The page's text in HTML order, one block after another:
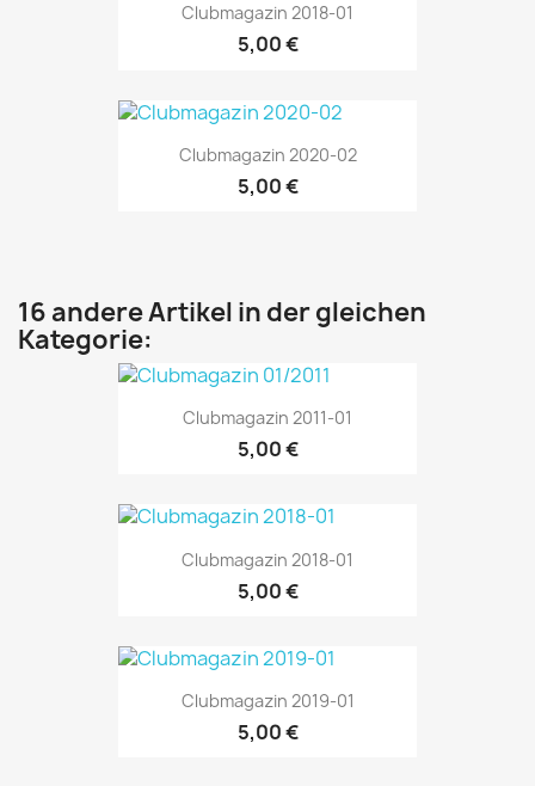
Clubmagazin 2018-01
5,00 €
Clubmagazin 2020-02
5,00 €
16 andere Artikel in der gleichen
Kategorie:
Clubmagazin 2011-01
5,00 €
Clubmagazin 2018-01
5,00 €
Clubmagazin 2019-01
5,00 €